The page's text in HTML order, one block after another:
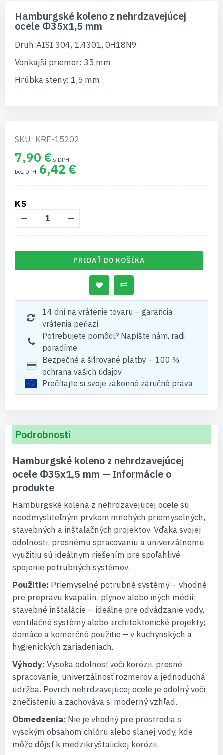
začiatok
galérie
Hamburgské koleno z nehrdzavejúcej
ocele Φ35x1,5 mm
Druh:AISI 304, 1.4301, 0H18N9
Vonkajší priemer: 35 mm
Hrúbka steny: 1,5 mm
SKU: KRF-15202
7,90 €
6,42 €
KS
PRIDAŤ DO KOŠÍKA
14 dní na vrátenie tovaru – garancia
vrátenia peňazí
Potrebujete pomôcť? Napíšte nám, radi
poradíme.
Bezpečné a šifrované platby – 100 %
ochrana vašich údajov
Prečítajte si svoje zákonné záručné práva
Podrobnosti
Hamburgské koleno z nehrdzavejúcej
ocele Φ35x1,5 mm — Informácie o
produkte
Hamburgské kolená z nehrdzavejúcej ocele sú
neodmysliteľným prvkom mnohých priemyselných,
stavebných a inštalačných projektov. Vďaka svojej
odolnosti, presnému spracovaniu a univerzálnemu
využitiu sú ideálnym riešením pre spoľahlivé
spojenie potrubných systémov.
Použitie: Priemyselné potrubné systémy – vhodné
pre prepravu kvapalín, plynov alebo iných médií;
stavebné inštalácie – ideálne pre odvádzanie vody,
ventilačné systémy alebo architektonické projekty;
domáce a komerčné použitie – v kuchynských a
hygienických zariadeniach.
Výhody: Vysoká odolnosť voči korózii, presné
spracovanie, univerzálnosť rozmerov a jednoduchá
údržba. Povrch nehrdzavejúcej ocele je odolný voči
znečisteniu a zachováva si moderný vzhľad.
Obmedzenia: Nie je vhodný pre prostredia s
vysokým obsahom chlóru alebo slanej vody, kde
môže dôjsť k medzikryštalickej korózii.